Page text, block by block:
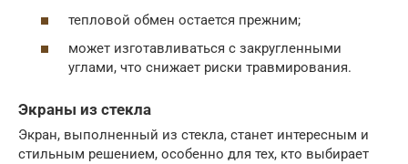
тепловой обмен остается прежним;
может изготавливаться с закругленными
углами, что снижает риски травмирования.
Экраны из стекла
Экран, выполненный из стекла, станет интересным и
стильным решением, особенно для тех, кто выбирает